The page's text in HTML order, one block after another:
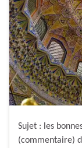
Sujet : les
(commentaire)